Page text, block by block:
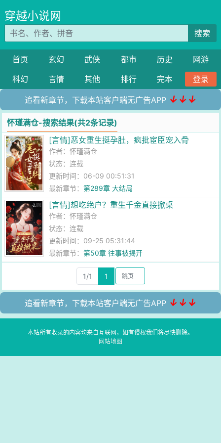
穿越小说网
搜索
首页 玄幻 武侠 都市 历史
网游
科幻
言情 其他 排行 完本 登录
追看新章节，下载本站客户端无广告APP ↓↓↓
怀瑾满仓-搜索结果(共2条记录)
[言情]恶女重生挺孕肚，疯批宦臣宠入骨
作者：怀瑾满仓
状态：连载
更新时间：06-09 00:51:31
最新章节：第289章 大结局
[言情]想吃绝户？重生千金直接掀桌
作者：怀瑾满仓
状态：连载
更新时间：09-25 05:31:44
最新章节：第50章 往事被揭开
1/1 1
追看新章节，下载本站客户端无广告APP ↓↓↓
本站所有收录的内容均来自互联网，如有侵权我们将尽快删除。
网站地图